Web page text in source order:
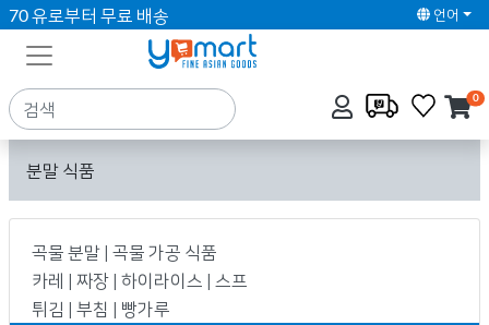
70 유로부터 무료 배송 언어
0
분말 식품
곡물 분말 | 곡물 가공 식품
카레 | 짜장 | 하이라이스 | 스프
튀김 | 부침 | 빵가루